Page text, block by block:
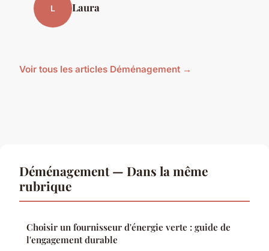
L Laura
Voir tous les articles Déménagement →
Déménagement — Dans la même
rubrique
Choisir un fournisseur d'énergie verte : guide de
l'engagement durable